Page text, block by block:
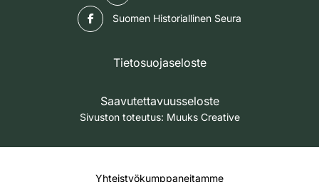
Suomen Historiallinen Seura
Tietosuojaseloste
Saavutettavuusseloste
Sivuston toteutus: Muuks Creative
Yhteistyökumppaneitamme